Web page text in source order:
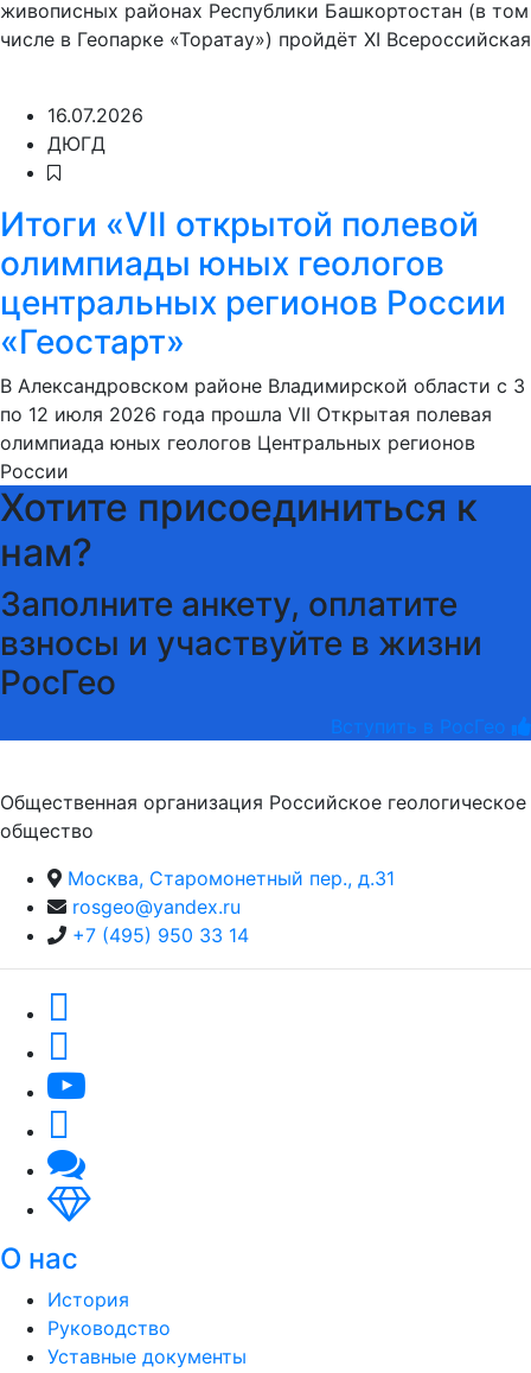
живописных районах Республики Башкортостан (в том
числе в Геопарке «Торатау») пройдёт XI Всероссийская
16.07.2026
ДЮГД
Итоги «VII открытой полевой
олимпиады юных геологов
центральных регионов России
«Геостарт»
В Александровском районе Владимирской области с 3
по 12 июля 2026 года прошла VII Открытая полевая
олимпиада юных геологов Центральных регионов
России
Хотите присоединиться к
нам?
Заполните анкету, оплатите
взносы и участвуйте в жизни
РосГео
Вступить в РосГео
Общественная организация Российское геологическое
общество
Москва, Старомонетный пер., д.31
rosgeo@yandex.ru
+7 (495) 950 33 14
О нас
История
Руководство
Уставные документы